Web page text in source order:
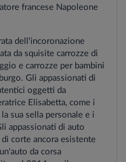
francese Napoleone
dell'incoronazione
da squisite carrozze di
e carrozze per bambini
Gli appassionati di
oggetti da
Elisabetta, come i
sua sella personale e i
appassionati di auto
corte ancora esistente
da corsa